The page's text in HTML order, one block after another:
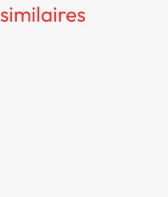
similaires